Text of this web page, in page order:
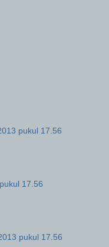
pukul 17.56
17.56
pukul 17.56